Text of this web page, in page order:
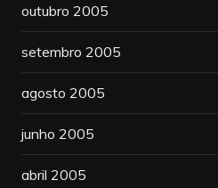
outubro 2005
setembro 2005
agosto 2005
junho 2005
abril 2005